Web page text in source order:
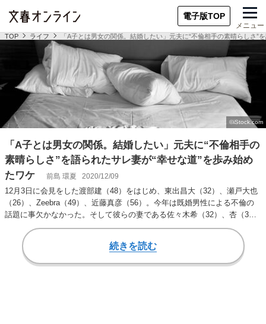
電子版TOP
メニュー
TOP ライフ 「A子とは男女の関係。結婚したい」元夫に“不倫相手の素晴らしさ”
「A子とは男女の関係。結婚したい」元夫に“不倫相手の
素晴らしさ”を語られたサレ妻が“幸せな道”を歩み始め
たワケ
前島 環夏 2020/12/09
12月3日に会見をした渡部建（48）をはじめ、東出昌大（32）、瀬戸大也
（26）、Zeebra（49）、近藤真彦（56）。今年は既婚男性による不倫の
話題に事欠かなかった。そして彼らの妻である佐々木希（32）、杏（3…
続きを読む